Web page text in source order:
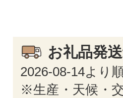
お礼品発
2026-08-14より
※生産・天候・